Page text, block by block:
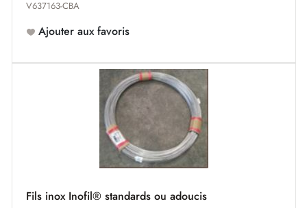
V637163-CBA
Ajouter aux favoris
Fils inox Inofil® standards ou adoucis